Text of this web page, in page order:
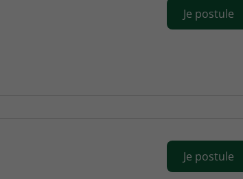
Je postule
Je postule